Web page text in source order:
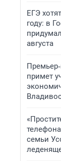
ЕГЭ
году: в
августа
примет
семьи